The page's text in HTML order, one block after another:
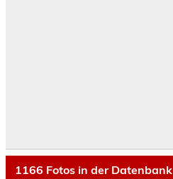
1166 Fotos in der Datenbank